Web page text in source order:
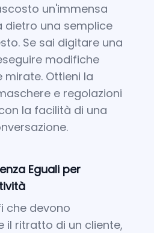
un'immensa
dietro una semplice
Se sai digitare una
modifiche
Ottieni la
e regolazioni
la facilità di una
Eguali per
che devono
il ritratto di un cliente,